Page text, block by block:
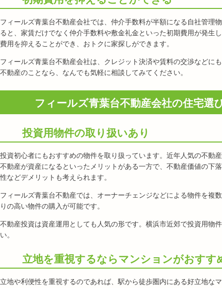
フィールズ青葉台不動産会社では、仲介手数料が半額になる自社管理
ると、家賃だけでなく仲介手数料や敷金礼金といった初期費用が発生
費用を抑えることができ、おトクに家探しができます。
フィールズ青葉台不動産会社は、クレジット決済や賃料の交渉などに
不動産のことなら、なんでも気軽に相談してみてください。
フィールズ青葉台不動産会社の住宅選
投資用物件の取り扱いあり
投資初心者にもおすすめの物件を取り扱っています。近年人気の不動
不動産が資産になるといったメリットがある一方で、不動産価値の下
性などデメリットも考えられます。
フィールズ青葉台不動産では、オーナーチェンジなどによる物件を複
りの高い物件の購入が可能です。
不動産投資は資産運用としても人気の形です。横浜市近郊で投資用物
い。
立地を重視するならマンションがおすす
立地や利便性を重視するのであれば、駅から徒歩圏内にある好立地な